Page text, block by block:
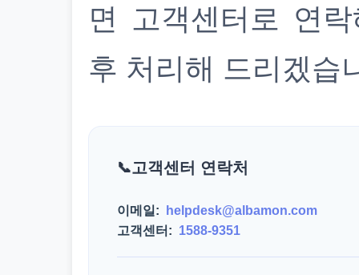
면 고객센터로 연
후 처리해 드리겠습
고객센터 연락처
이메일:
helpdesk@albamon.com
고객센터: 1588-9351